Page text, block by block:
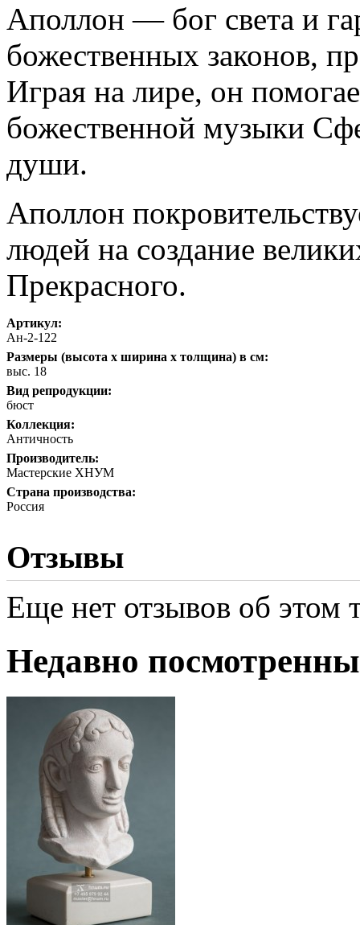
Аполлон — бог света и
божественных законов,
Играя на лире, он
божественной музыки
души.
Аполлон
людей на создание
Прекрасного.
Артикул:
Ан-2-122
Размеры (высота х ширина х толщина) в см:
выс. 18
Вид репродукции:
бюст
Коллекция:
Античность
Производитель:
Мастерские ХНУМ
Страна производства:
Россия
Отзывы
Еще нет отзывов об этом
Недавно